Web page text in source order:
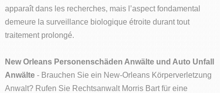
apparaît dans les recherches, mais l’aspect fondamental
demeure la surveillance biologique étroite durant tout
traitement prolongé.
New Orleans Personenschäden Anwälte und Auto Unfall
Anwälte - Brauchen Sie ein New-Orleans Körperverletzung
Anwalt? Rufen Sie Rechtsanwalt Morris Bart für eine